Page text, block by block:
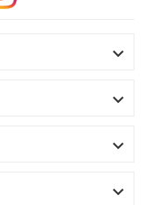



